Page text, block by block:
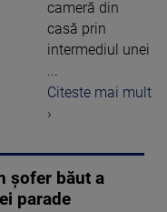
cameră din
casă prin
intermediul unei
Citeste mai mult
›
șofer băut a
parade